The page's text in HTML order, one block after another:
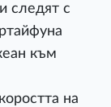
следят с
към
на